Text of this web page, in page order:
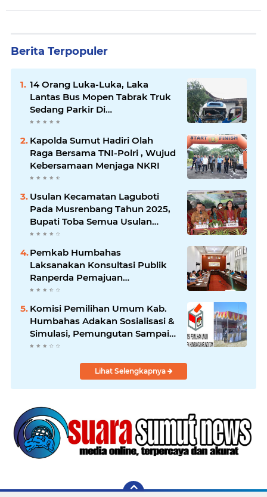
Berita Terpopuler
14 Orang Luka-Luka, Laka
Lantas Bus Mopen Tabrak Truk
Sedang Parkir Di
Siborongborong
Kapolda Sumut Hadiri Olah
Raga Bersama TNI-Polri , Wujud
Kebersamaan Menjaga NKRI
Usulan Kecamatan Laguboti
Pada Musrenbang Tahun 2025,
Bupati Toba Semua Usulan
Harus Mendukung
Pemkab Humbahas
Laksanakan Konsultasi Publik
Ranperda Pemajuan
Kebudayaan Daerah
Komisi Pemilihan Umum Kab.
Humbahas Adakan Sosialisasi &
Simulasi, Pemungutan Sampai
Rekapitulasi Suara.
Lihat Selengkapnya